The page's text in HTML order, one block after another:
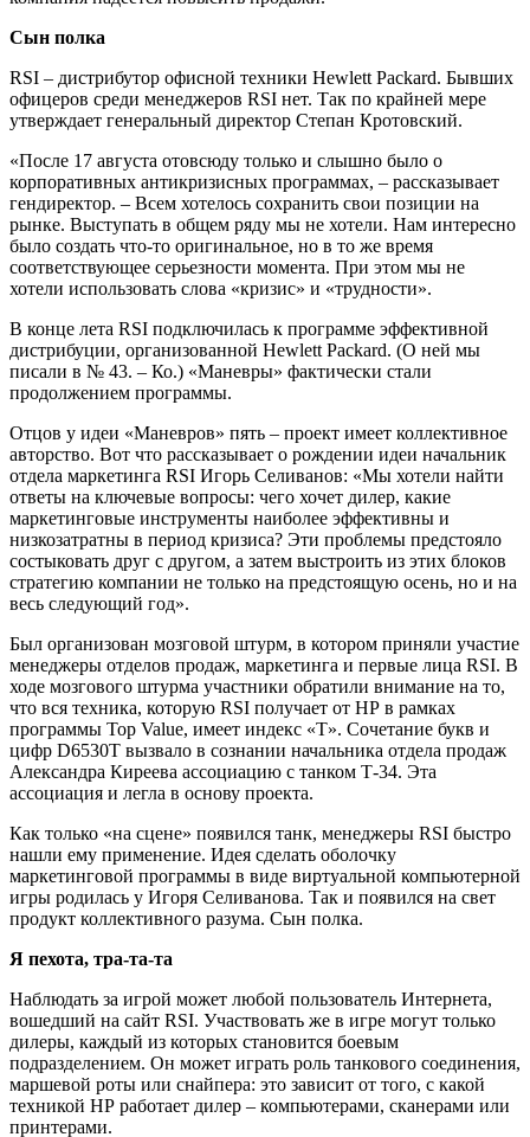
Сын полка
RSI – дистрибутор офисной техники Hewlett Packard. Бывших
офицеров среди менеджеров RSI нет. Так по крайней мере
утверждает генеральный директор Степан Кротовский.
«После 17 августа отовсюду только и слышно было о
корпоративных антикризисных программах, – рассказывает
гендиректор. – Всем хотелось сохранить свои позиции на
рынке. Выступать в общем ряду мы не хотели. Нам интересно
было создать что-то оригинальное, но в то же время
соответствующее серьезности момента. При этом мы не
хотели использовать слова «кризис» и «трудности».
В конце лета RSI подключилась к программе эффективной
дистрибуции, организованной Hewlett Packard. (О ней мы
писали в № 43. – Ко.) «Маневры» фактически стали
продолжением программы.
Отцов у идеи «Маневров» пять – проект имеет коллективное
авторство. Вот что рассказывает о рождении идеи начальник
отдела маркетинга RSI Игорь Селиванов: «Мы хотели найти
ответы на ключевые вопросы: чего хочет дилер, какие
маркетинговые инструменты наиболее эффективны и
низкозатратны в период кризиса? Эти проблемы предстояло
состыковать друг с другом, а затем выстроить из этих блоков
стратегию компании не только на предстоящую осень, но и на
весь следующий год».
Был организован мозговой штурм, в котором приняли участие
менеджеры отделов продаж, маркетинга и первые лица RSI. В
ходе мозгового штурма участники обратили внимание на то,
что вся техника, которую RSI получает от НР в рамках
программы Top Value, имеет индекс «Т». Сочетание букв и
цифр D6530T вызвало в сознании начальника отдела продаж
Александра Киреева ассоциацию с танком Т-34. Эта
ассоциация и легла в основу проекта.
Как только «на сцене» появился танк, менеджеры RSI быстро
нашли ему применение. Идея сделать оболочку
маркетинговой программы в виде виртуальной компьютерной
игры родилась у Игоря Селиванова. Так и появился на свет
продукт коллективного разума. Сын полка.
Я пехота, тра-та-та
Наблюдать за игрой может любой пользователь Интернета,
вошедший на сайт RSI. Участвовать же в игре могут только
дилеры, каждый из которых становится боевым
подразделением. Он может играть роль танкового соединения,
маршевой роты или снайпера: это зависит от того, с какой
техникой НР работает дилер – компьютерами, сканерами или
принтерами.